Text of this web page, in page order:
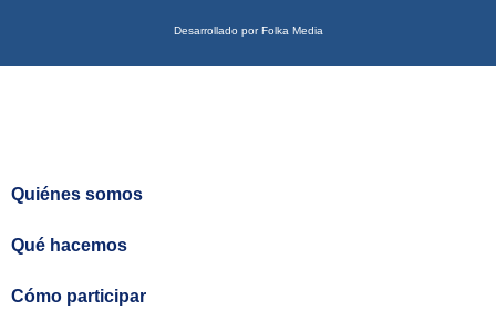
Desarrollado por Folka Media
Quiénes somos
Qué hacemos
Cómo participar